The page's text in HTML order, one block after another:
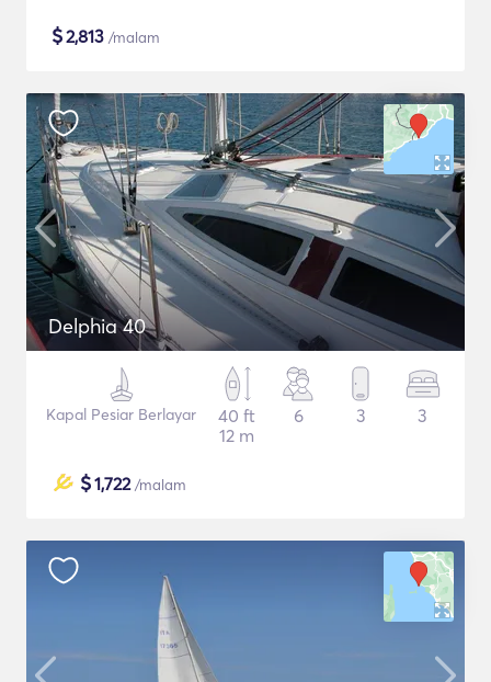
$2,813 /malam
Delphia 40
Kapal Pesiar Berlayar
40 ft
12 m
6 3 3
$1,722/malam